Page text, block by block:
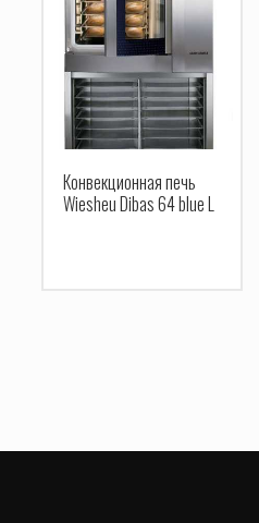
Конвекционная печь
Wiesheu Dibas 64 blue L